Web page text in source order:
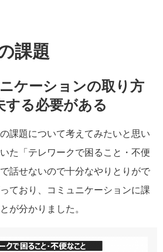
課題
ケーションの取り方
する必要がある
課題について考えてみたいと思い
た「テレワークで困ること・不便
話せないので十分なやりとりがで
ており、コミュニケーションに課
が分かりました。